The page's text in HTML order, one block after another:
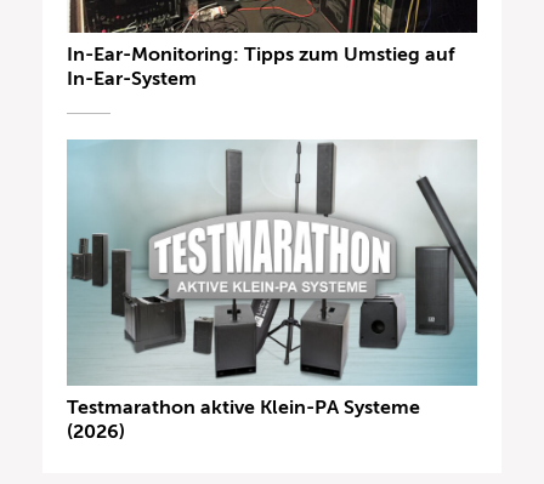
In-Ear-Monitoring: Tipps zum Umstieg auf
In-Ear-System
Testmarathon aktive Klein-PA Systeme
(2026)